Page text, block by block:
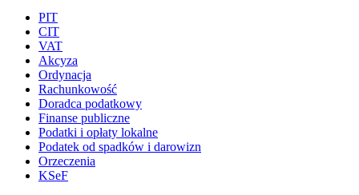
PIT
CIT
VAT
Akcyza
Ordynacja
Rachunkowość
Doradca podatkowy
Finanse publiczne
Podatki i opłaty lokalne
Podatek od spadków i darowizn
Orzeczenia
KSeF